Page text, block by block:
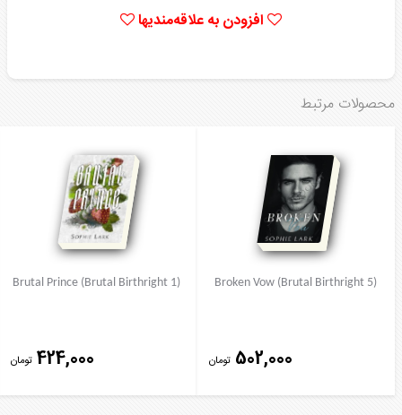
افزودن به علاقه‌مندیها
محصولات مرتبط
Broken Vow (Brutal Birthright 5)
502,000 تومان
Brutal Prince (Brutal Birthright 1)
424,000 تومان